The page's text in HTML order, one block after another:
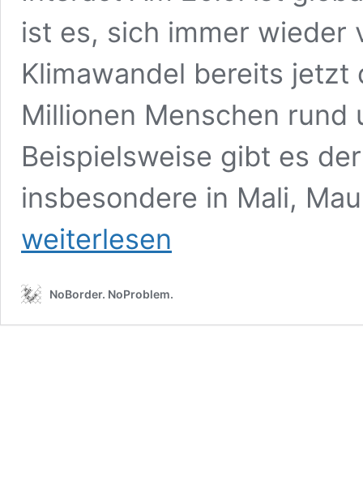
ist es, sich immer wieder
Klimawandel bereits
Millionen Menschen rund
Beispielsweise gibt es
insbesondere in Mali,
weiterlesen
NoBorder. NoProblem.